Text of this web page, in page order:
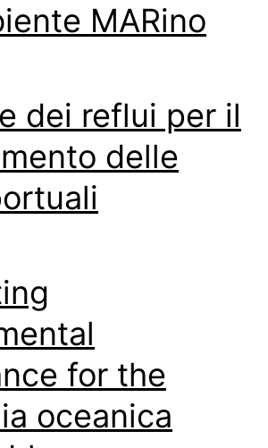
MARino
dei reflui per il
delle
for the
oceanica